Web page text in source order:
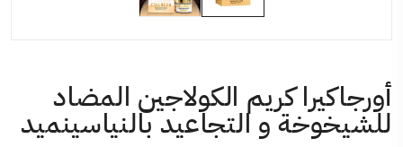
أورجاكيرا كريم الكولاجين المضاد
للشيخوخة و التجاعيد بالنياسينميد